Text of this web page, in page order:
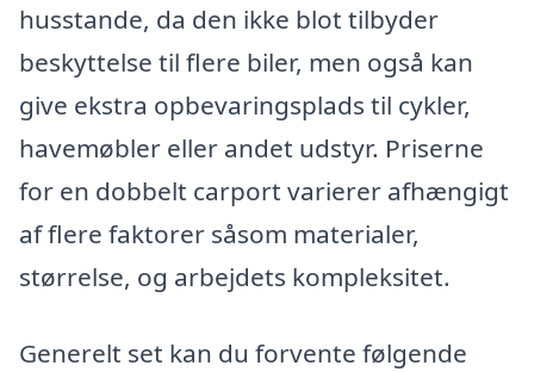
husstande, da den ikke blot tilbyder
beskyttelse til flere biler, men også kan
give ekstra opbevaringsplads til cykler,
havemøbler eller andet udstyr. Priserne
for en dobbelt carport varierer afhængigt
af flere faktorer såsom materialer,
størrelse, og arbejdets kompleksitet.
Generelt set kan du forvente følgende